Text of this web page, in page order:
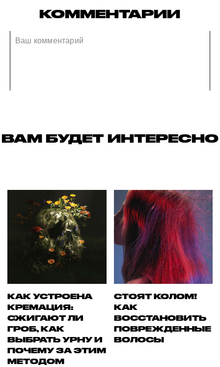
КОММЕНТАРИИ
ВАМ БУДЕТ ИНТЕРЕСНО
КАК УСТРОЕНА
КРЕМАЦИЯ:
СЖИГАЮТ ЛИ
ГРОБ, КАК
ВЫБРАТЬ УРНУ И
ПОЧЕМУ ЗА ЭТИМ
МЕТОДОМ
СТОЯТ КОЛОМ!
КАК
ВОССТАНОВИТЬ
ПОВРЕЖДЕННЫЕ
ВОЛОСЫ